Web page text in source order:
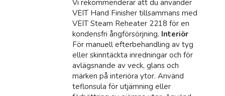
Vi rekommenderar att du använder
VEIT Hand Finisher tillsammans med
VEIT Steam Reheater 2218 för en
kondensfri ångförsörjning. Interiör
För manuell efterbehandling av tyg
eller skinntäckta inredningar och för
avlägsnande av veck, glans och
märken på interiöra ytor. Använd
teflonsula för utjämning eller